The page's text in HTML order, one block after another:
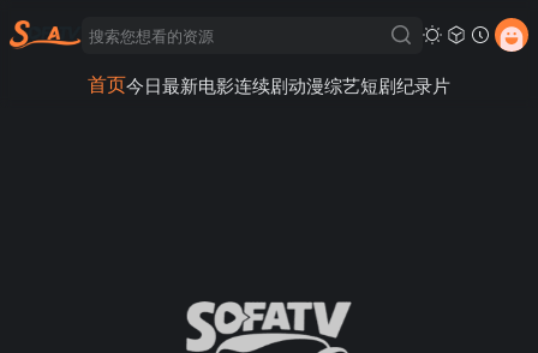
首页今日最新电影连续剧动漫综艺短剧纪录片